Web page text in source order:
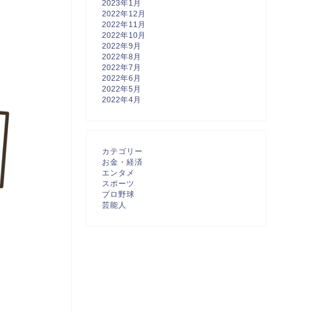
2023年1月
2022年12月
2022年11月
2022年10月
2022年9月
2022年8月
2022年7月
2022年6月
2022年5月
2022年4月
カテゴリー
お金・経済
エンタメ
スポーツ
プロ野球
芸能人